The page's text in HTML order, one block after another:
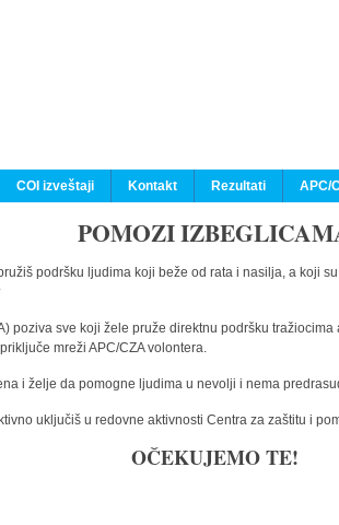
COI izveštaji Kontakt Rezultati APC/
POMOZI
podršku ljudima koji beže od rata i nasilja, a koji
poziva sve koji žele pruže direktnu podršku
mreži APC/CZA volontera.
i želje da pomogne ljudima u nevolji i nema
uključiš u redovne aktivnosti Centra za zaštitu i
OČEKUJEMO TE!